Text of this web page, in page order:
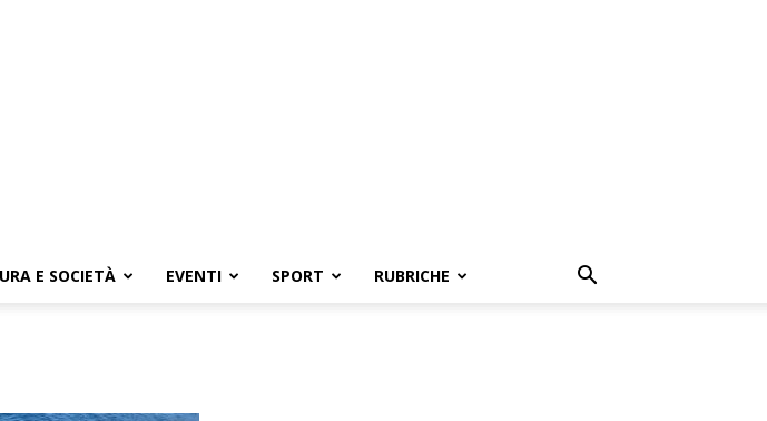
E SOCIETÀ EVENTI SPORT RUBRICHE